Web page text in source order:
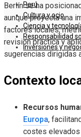
Perú
Cultura y ocio
Ciencia y
Responsabilidad
Inversiones y
Berlín se ha
aunque proyecta una
factores locales,
revisión práctica y
sugerencias dirigidas
Contexto
Recursos
Europa,
costes elevados